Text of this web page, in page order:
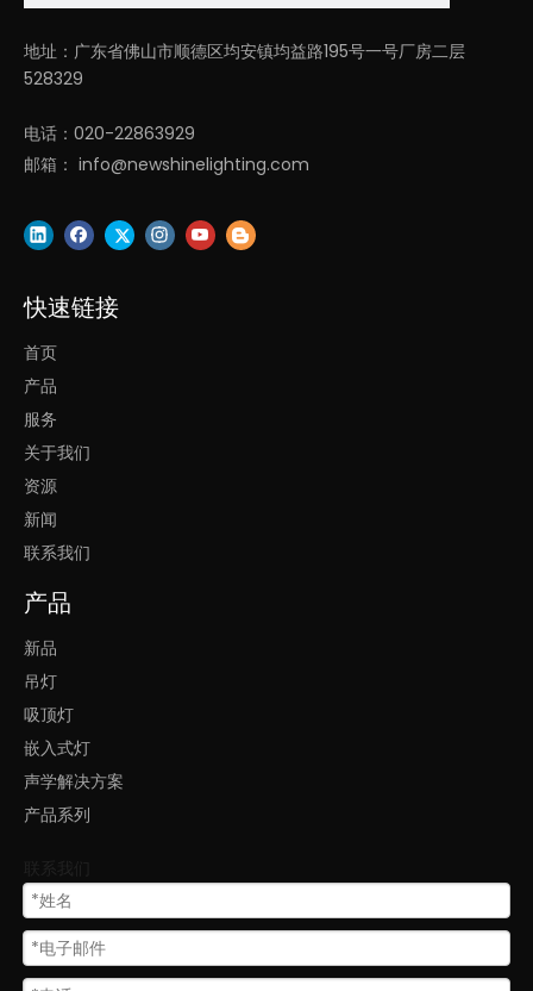
售团队从事照明行业超过20年。
2. 我们所有的 LED 线性灯在研发过程中和发货前都在我们的测试
测试、开关灯测试、电流测试、老化测试、称重测试、包装跌落测
试等。
3. 提供建筑照明解决方案,一小时内快速报价, 2-4周交货！
顶灯嵌入式框灯线条灯
家用嵌入式灯led框灯线条灯
会议室嵌入式灯框灯线条灯
led嵌入式灯透镜框灯线条灯
酒店嵌入式灯框灯线条灯
灯具照明嵌入式灯框灯线条灯
led灯线条框嵌入式灯
客厅的嵌入式灯框灯线条灯
地址：广东省佛山市顺德区均安镇均益路195号一号厂房二层
528329
电话：020-22863929
邮箱： info@newshinelighting.com
快速链接
首页
产品
服务
关于我们
资源
新闻
联系我们
产品
新品
吊灯
吸顶灯
嵌入式灯
声学解决方案
产品系列